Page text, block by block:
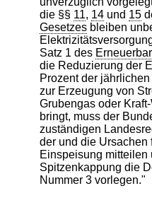
die §§ 11, 14und 15
Gesetzesbleiben
Satz 1 des
die Reduzierung der
Prozent der
zur Erzeugung von
Grubengas oder
bringt, muss der
zuständigen
der und die Ursachen
Einspeisung mitteilen
Spitzenkappung die
Nummer 3 vorlegen."